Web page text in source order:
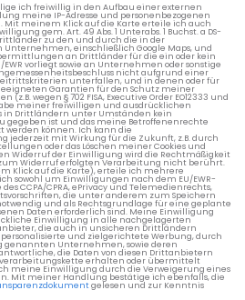
ich freiwillig in den Aufbau einer externen
meine IP-Adresse und personenbezogenen
Mit meinem Klick auf die Karte erteile ich auch
gem. Art. 49 Abs. 1 Unterabs. 1 Buchst. a DS-
zu den und durch die in der
einschließlich Google Maps, und
an Drittländer für die ein oder kein
vorliegt sowie an Unternehmen oder sonstige
nicht aufgrund einer
unterfallen, und in denen oder für
Garantien für den Schutz meiner
wegen § 702 FISA, Executive Order EO12333 und
meiner freiwilligen und ausdrücklichen
in Drittländern unter Umständen kein
gegeben ist und das meine Betroffenenrechte
können. Ich kann die
jederzeit mit Wirkung für die Zukunft, z.B. durch
oder das Löschen meiner Cookies und
Widerruf der Einwilligung wird die Rechtmäßigkeit
Widerruf erfolgten Verarbeitung nicht berührt.
Klick auf die Karte), erteile ich mehrere
sowohl um Einwilligungen nach dem EU/EWR-
CCPA/CPRA, ePrivacy und Telemedienrechts,
die unter anderem zum Speichern
und als Rechtsgrundlage für eine geplante
Daten erforderlich sind. Meine Einwilligung
Einwilligung in alle nachgelagerten
die auch in unsicheren Drittländern
und zielgerichtete Werbung, durch
Unternehmen, sowie deren
die Daten von diesen Drittanbietern
erhalten oder übermittelt
meine Einwilligung durch die Verweigerung eines
Mit meiner Handlung bestätige ich ebenfalls, die
gelesen und zur Kenntnis